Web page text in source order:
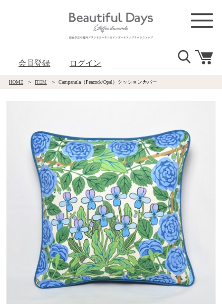
会員登録 ログイン
HOME ITEM Campanula（Peacock/Opal）クッションカバー